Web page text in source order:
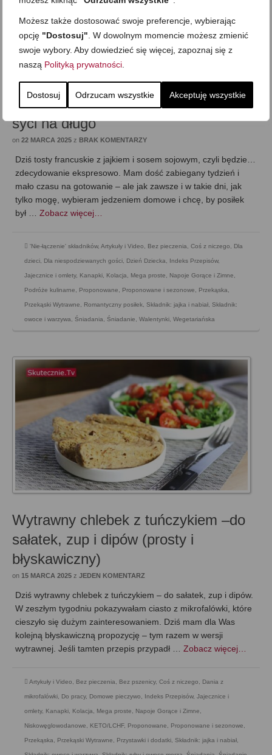
Możesz także dostosować swoje preferencje, wybierając
opcję "Dostosuj" . W dowolnym momencie możesz zmienić
swoje wybory. Aby dowiedzieć się więcej, zapoznaj się z
naszą Polityką prywatności
Dostosuj Odrzucam wszystkie Akceptuję wszystkie
Tosty francuskie z jajkiem i sosem
sojowym. Śniadanie na szybko, które
syci na długo
on 22 MARCA 2025 z BRAK KOMENTARZY
Dziś tosty francuskie z jajkiem i sosem sojowym, czyli będzie…
zdecydowanie ekspresowo. Mam dość zabiegany tydzień i
mało czasu na gotowanie – ale jak zawsze i w takie dni, jak
tylko mogę, wybieram jedzeniem domowe i chcę, by posiłek
był … Zobacz więcej…
'Nie-łączenie' składników, Artykuły i Video Bez pieczenia Coś z niczego Dla
dzieci Dla niespodziewanych gości Dzień Dziecka Indeks Przepisów,
Jajecznice i omlety, Kanapki Kolacja Mega proste Napoje Gorące i Zimne
Podróże kulinarne Proponowane Proponowane i sezonowe Przekąska
Przekąski Wytrawne Romantyczny posiłek Składnik: jajka i nabiał Składnik:
owoce i warzywa Śniadania Śniadanie Walentynki Wegetariańska
Wytrawny chlebek z tuńczykiem –do
sałatek, zup i dipów (prosty i
błyskawiczny)
on 15 MARCA 2025 z JEDEN KOMENTARZ
Dziś wytrawny chlebek z tuńczykiem – do sałatek, zup i dipów.
W zeszłym tygodniu pokazywałam ciasto z mikrofalówki, które
cieszyło się dużym zainteresowaniem. Dziś mam dla Was
kolejną błyskawiczną propozycję – tym razem w wersji
wytrawnej. Jeśli tamten przepis przypadł … Zobacz więcej…
Artykuły i Video Bez pieczenia Bez pszenicy, Coś z niczego Dania z
mikrofalówki Do pracy, Domowe pieczywo Indeks Przepisów, Jajecznice i
omlety, Kanapki Kolacja Mega proste Napoje Gorące i Zimne
Niskowęglowodanowe, KETO/LCHF, Proponowane Proponowane i sezonowe
Przekąska Przekąski Wytrawne Przystawki i dodatki Składnik: jajka i nabiał